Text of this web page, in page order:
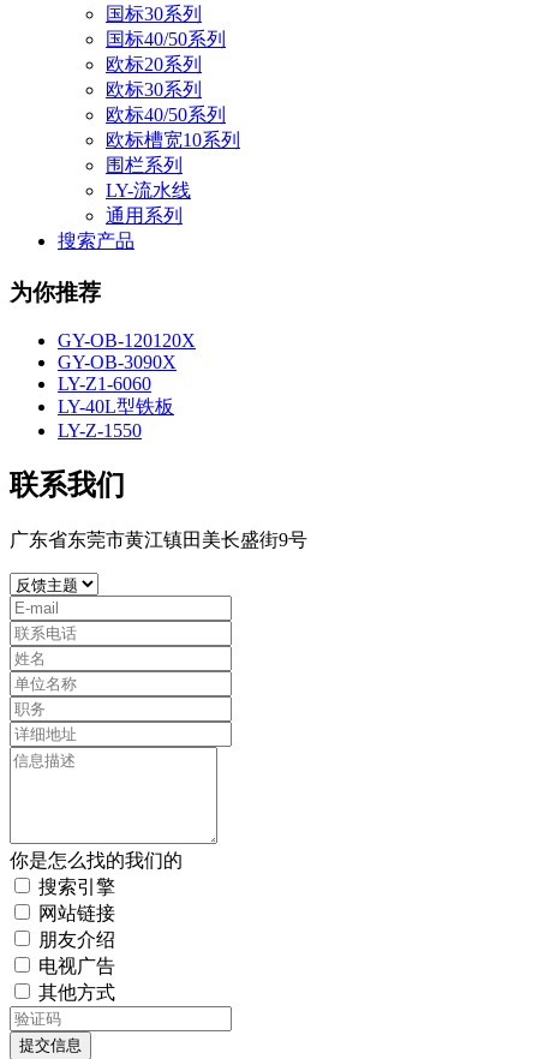
国标30系列
国标40/50系列
欧标20系列
欧标30系列
欧标40/50系列
欧标槽宽10系列
围栏系列
LY-流水线
通用系列
搜索产品
为你推荐
GY-OB-120120X
GY-OB-3090X
LY-Z1-6060
LY-40L型铁板
LY-Z-1550
联系我们
广东省东莞市黄江镇田美长盛街9号
你是怎么找的我们的
搜索引擎
网站链接
朋友介绍
电视广告
其他方式
提交信息